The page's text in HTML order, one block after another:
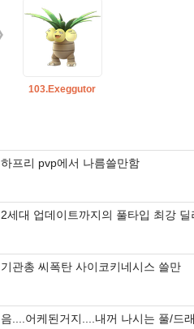
103.Exeggutor
하프리 pvp에서 나름쓸만함
2세대 업데이트까지의 풀타입 최강 딜
기관총 씨폭탄 사이코키네시스 쓸만
음....어케된거지....내꺼 나시는 풀/드